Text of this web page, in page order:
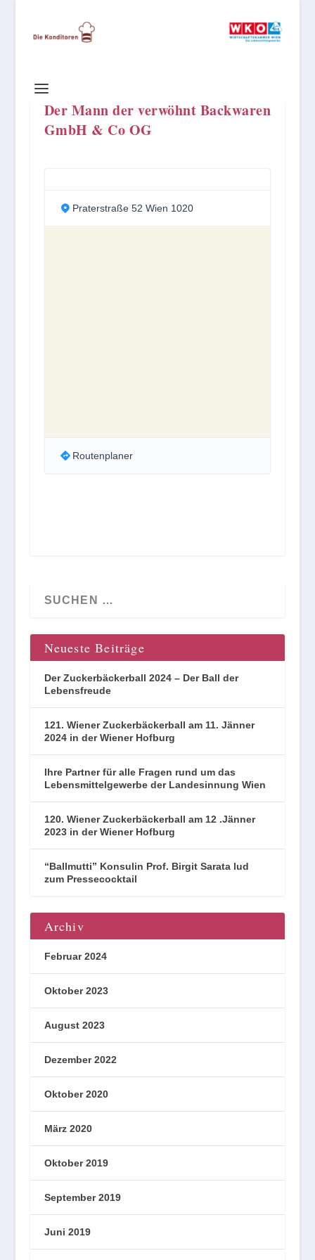
Der Mann der verwöhnt Backwaren
GmbH & Co OG
Praterstraße 52 Wien 1020
Routenplaner
Neueste Beiträge
Der Zuckerbäckerball 2024 – Der Ball der
Lebensfreude
121. Wiener Zuckerbäckerball am 11. Jänner
2024 in der Wiener Hofburg
Ihre Partner für alle Fragen rund um das
Lebensmittelgewerbe der Landesinnung Wien
120. Wiener Zuckerbäckerball am 12 .Jänner
2023 in der Wiener Hofburg
“Ballmutti” Konsulin Prof. Birgit Sarata lud
zum Pressecocktail
Archiv
Februar 2024
Oktober 2023
August 2023
Dezember 2022
Oktober 2020
März 2020
Oktober 2019
September 2019
Juni 2019